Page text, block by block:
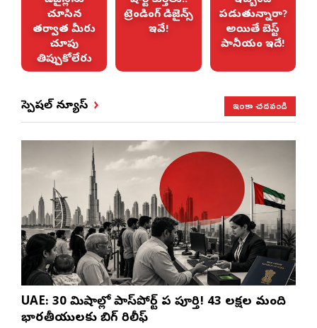
చూసిన
తర్వాత మీరు
చూపు
తిప్పుకోలేరు
ట్రెండింగ్ డిజైన్స్
ఇవే!
పడుతున్నారా?
అయితే బెస్ట్
పానీయం ఇదే!
స్పెషల్ న్యూస్ ఇంకా చదవండి
UAE: 30 నిమిషాల్లో పాస్‌పోర్ట్ పని పూర్తి! 43 లక్షల మంది
భారతీయులకు బిగ్ రిలీఫ్